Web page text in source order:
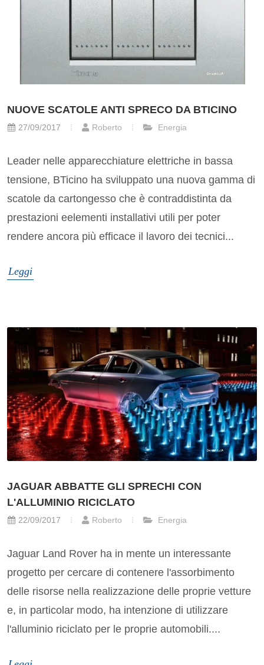
NUOVE SCATOLE ANTI SPRECO DA BTICINO
27/09/2017 Roberto Energia
Leader nelle apparecchiature elettriche in bassa
tensione, BTicino ha sviluppato una nuova gamma di
scatole da cartongesso che è contraddistinta da
prestazioni eelementi installativi utili per poter
rendere ancora più efficace il lavoro dei tecnici...
Leggi
JAGUAR ABBATTE GLI SPRECHI CON
L'ALLUMINIO RICICLATO
22/09/2017 Roberto Energia
Jaguar Land Rover ha in mente un interessante
progetto per cercare di contenere l'assorbimento
delle risorse nella realizzazione delle proprie vetture
e, in particolar modo, ha intenzione di utilizzare
l'alluminio riciclato per le proprie automobili....